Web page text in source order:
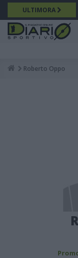
Salta
al
contenuto
principale
ULTIMORA
Roberto Oppo